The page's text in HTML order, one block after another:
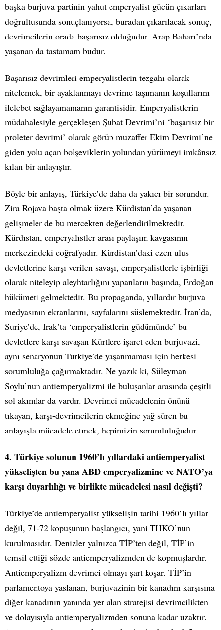
başka burjuva partinin yahut emperyalist gücün çıkarları
doğrultusunda sonuçlanıyorsa, buradan çıkarılacak sonuç,
devrimcilerin orada başarısız olduğudur. Arap Baharı’nda
yaşanan da tastamam budur.
Başarısız devrimleri emperyalistlerin tezgahı olarak
nitelemek, bir ayaklanmayı devrime taşımanın koşullarını
ilelebet sağlayamamanın garantisidir. Emperyalistlerin
müdahalesiyle gerçekleşen Şubat Devrimi’ni ‘başarısız bir
proleter devrimi’ olarak görüp muzaffer Ekim Devrimi’ne
giden yolu açan bolşeviklerin yolundan yürümeyi imkânsız
kılan bir anlayıştır.
Böyle bir anlayış, Türkiye’de daha da yakıcı bir sorundur.
Zira Rojava başta olmak üzere Kürdistan’da yaşanan
gelişmeler de bu mercekten değerlendirilmektedir.
Kürdistan, emperyalistler arası paylaşım kavgasının
merkezindeki coğrafyadır. Kürdistan’daki ezen ulus
devletlerine karşı verilen savaşı, emperyalistlerle işbirliği
olarak niteleyip aleyhtarlığını yapanların başında, Erdoğan
hükümeti gelmektedir. Bu propaganda, yıllardır burjuva
medyasının ekranlarını, sayfalarını süslemektedir. İran’da,
Suriye’de, Irak’ta ‘emperyalistlerin güdümünde’ bu
devletlere karşı savaşan Kürtlere işaret eden burjuvazi,
aynı senaryonun Türkiye’de yaşanmaması için herkesi
sorumluluğa çağırmaktadır. Ne yazık ki, Süleyman
Soylu’nun antiemperyalizmi ile buluşanlar arasında çeşitli
sol akımlar da vardır. Devrimci mücadelenin önünü
tıkayan, karşı-devrimcilerin ekmeğine yağ süren bu
anlayışla mücadele etmek, hepimizin sorumluluğudur.
4. Türkiye solunun 1960’lı yıllardaki antiemperyalist
yükselişten bu yana ABD emperyalizmine ve NATO’ya
karşı duyarlılığı ve birlikte mücadelesi nasıl değişti?
Türkiye’de antiemperyalist yükselişin tarihi 1960’lı yıllar
değil, 71-72 kopuşunun başlangıcı, yani THKO’nun
kurulmasıdır. Denizler yalnızca TİP’ten değil, TİP’in
temsil ettiği sözde antiemperyalizmden de kopmuşlardır.
Antiemperyalizm devrimci olmayı şart koşar. TİP’in
parlamentoya yaslanan, burjuvazinin bir kanadını karşısına
diğer kanadının yanında yer alan stratejisi devrimcilikten
ve dolayısıyla antiemperyalizmden sonuna kadar uzaktır.